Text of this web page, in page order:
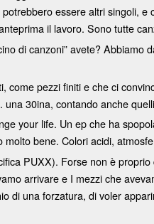
essere altri singoli,
il lavoro. Sono tutte
di canzoni” avete?
come pezzi finiti e che ci
30ina, contando anche
your life. Un ep che ha
molto bene. Colori acidi,
PUXX). Forse non è
arrivare e I mezzi che
di una forzatura, di voler